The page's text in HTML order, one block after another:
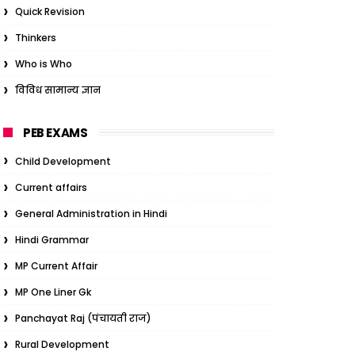
Quick Revision
Thinkers
Who is Who
विविध सामान्य ज्ञान
PEB EXAMS
Child Development
Current affairs
General Administration in Hindi
Hindi Grammar
MP Current Affair
MP One Liner Gk
Panchayat Raj (पंचायती राज)
Rural Development